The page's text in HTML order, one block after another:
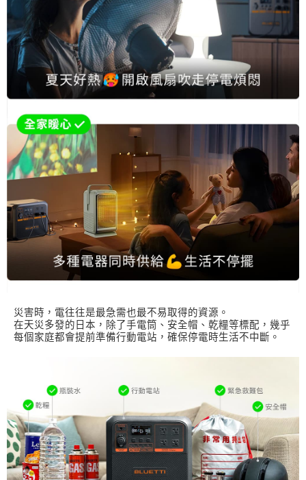
災害時，電往往是最急需也最不易取得的資源。
在天災多發的日本，除了手電筒、安全帽、乾糧等標配，幾乎
每個家庭都會提前準備行動電站，確保停電時生活不中斷。